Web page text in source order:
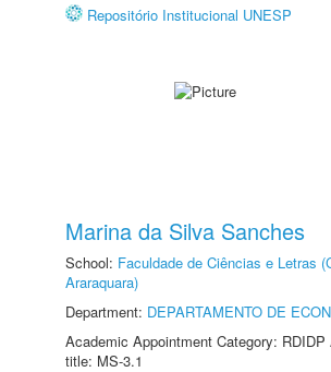
Repositório Institucional UNESP
Marina da Silva Sanches
School: Faculdade de Ciências e Letras
Araraquara)
Department: DEPARTAMENTO DE
Academic Appointment Category: RDIDP
title: MS-3.1